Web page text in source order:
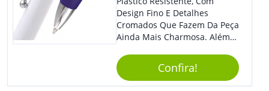
Design Fino E Detalhes
Cromados Que Fazem Da Peça
Ainda Mais Charmosa. Além
Seu Acionamento É Por Giro.
Perfeita Para Diversas
Ocasiões Do Dia A Dia.
Confira!